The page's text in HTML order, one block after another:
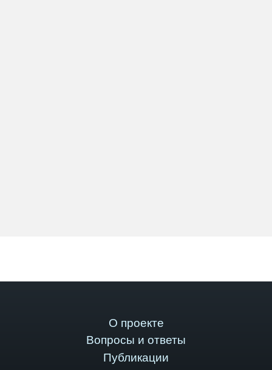
О проекте
Вопросы и ответы
Публикации